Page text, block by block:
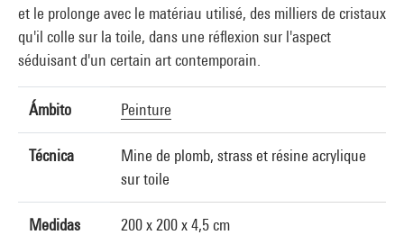
et le prolonge avec le matériau utilisé, des milliers de cristaux
qu'il colle sur la toile, dans une réflexion sur l'aspect
séduisant d'un certain art contemporain.
Ámbito Peinture
Técnica
Mine de plomb, strass et résine acrylique
sur toile
Medidas 200 x 200 x 4,5 cm